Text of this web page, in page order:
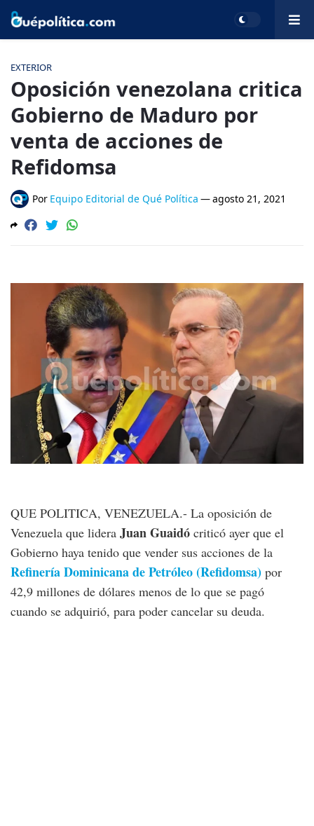
EXTERIOR
Oposición venezolana critica
Gobierno de Maduro por
venta de acciones de
Refidomsa
Por Equipo Editorial de Qué Política —agosto 21, 2021
QUE POLITICA, VENEZUELA.- La oposición de
Venezuela que lidera Juan Guaidó criticó ayer que el
Gobierno haya tenido que vender sus acciones de la
Refinería Dominicana de Petróleo (Refidomsa) por
42,9 millones de dólares menos de lo que se pagó
cuando se adquirió, para poder cancelar su deuda.